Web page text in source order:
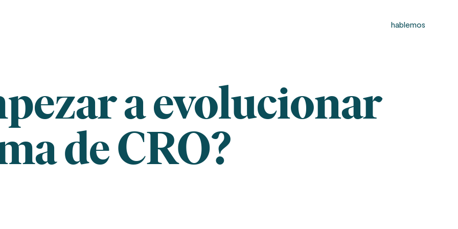
hablemos
a evolucionar
de CRO?